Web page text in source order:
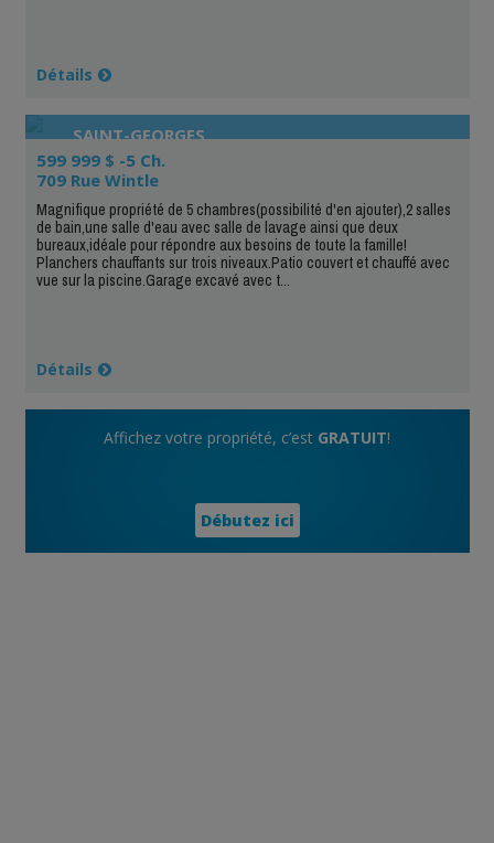
Détails
SAINT-GEORGES
599 999 $ -5 Ch.
709 Rue Wintle
Magnifique propriété de 5 chambres(possibilité d'en ajouter),2 salles
de bain,une salle d'eau avec salle de lavage ainsi que deux
bureaux,idéale pour répondre aux besoins de toute la famille!
Planchers chauffants sur trois niveaux.Patio couvert et chauffé avec
vue sur la piscine.Garage excavé avec t...
Détails
Affichez votre propriété, c’est GRATUIT!
Débutez ici